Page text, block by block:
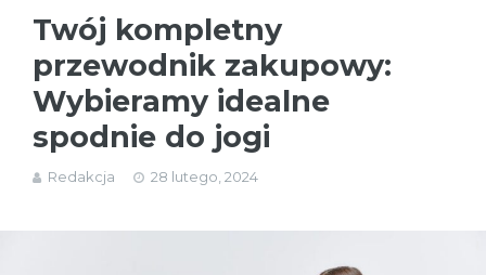
Twój kompletny
przewodnik zakupowy:
Wybieramy idealne
spodnie do jogi
Redakcja 28 lutego, 2024